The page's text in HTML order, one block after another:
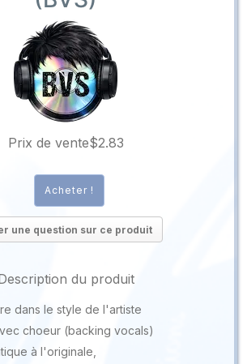
Prix ​​de vente$2.83
une question sur ce produit
du produit
dans le style de l'artiste
choeur (backing vocals)
à l'originale,